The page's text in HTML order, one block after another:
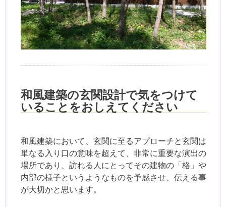
和風建築の玄関設計で気をつけて
いることをおしえてください
和風建築において、玄関に至るアプローチと玄関は
単なる入り口の意味を超えて、非常に重要な演出の
場所であり、訪れる人にとってその建物の「格」や
内部の様子というようなものを予感させ、伝える事
が大切かと思います。